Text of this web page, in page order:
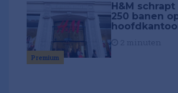
Premium
H&M
250 banen